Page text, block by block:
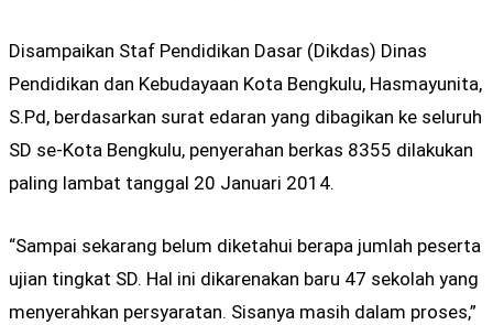
Disampaikan Staf Pendidikan Dasar (Dikdas) Dinas
Pendidikan dan Kebudayaan Kota Bengkulu, Hasmayunita,
S.Pd, berdasarkan surat edaran yang dibagikan ke seluruh
SD se-Kota Bengkulu, penyerahan berkas 8355 dilakukan
paling lambat tanggal 20 Januari 2014.
“Sampai sekarang belum diketahui berapa jumlah peserta
ujian tingkat SD. Hal ini dikarenakan baru 47 sekolah yang
menyerahkan persyaratan. Sisanya masih dalam proses,”